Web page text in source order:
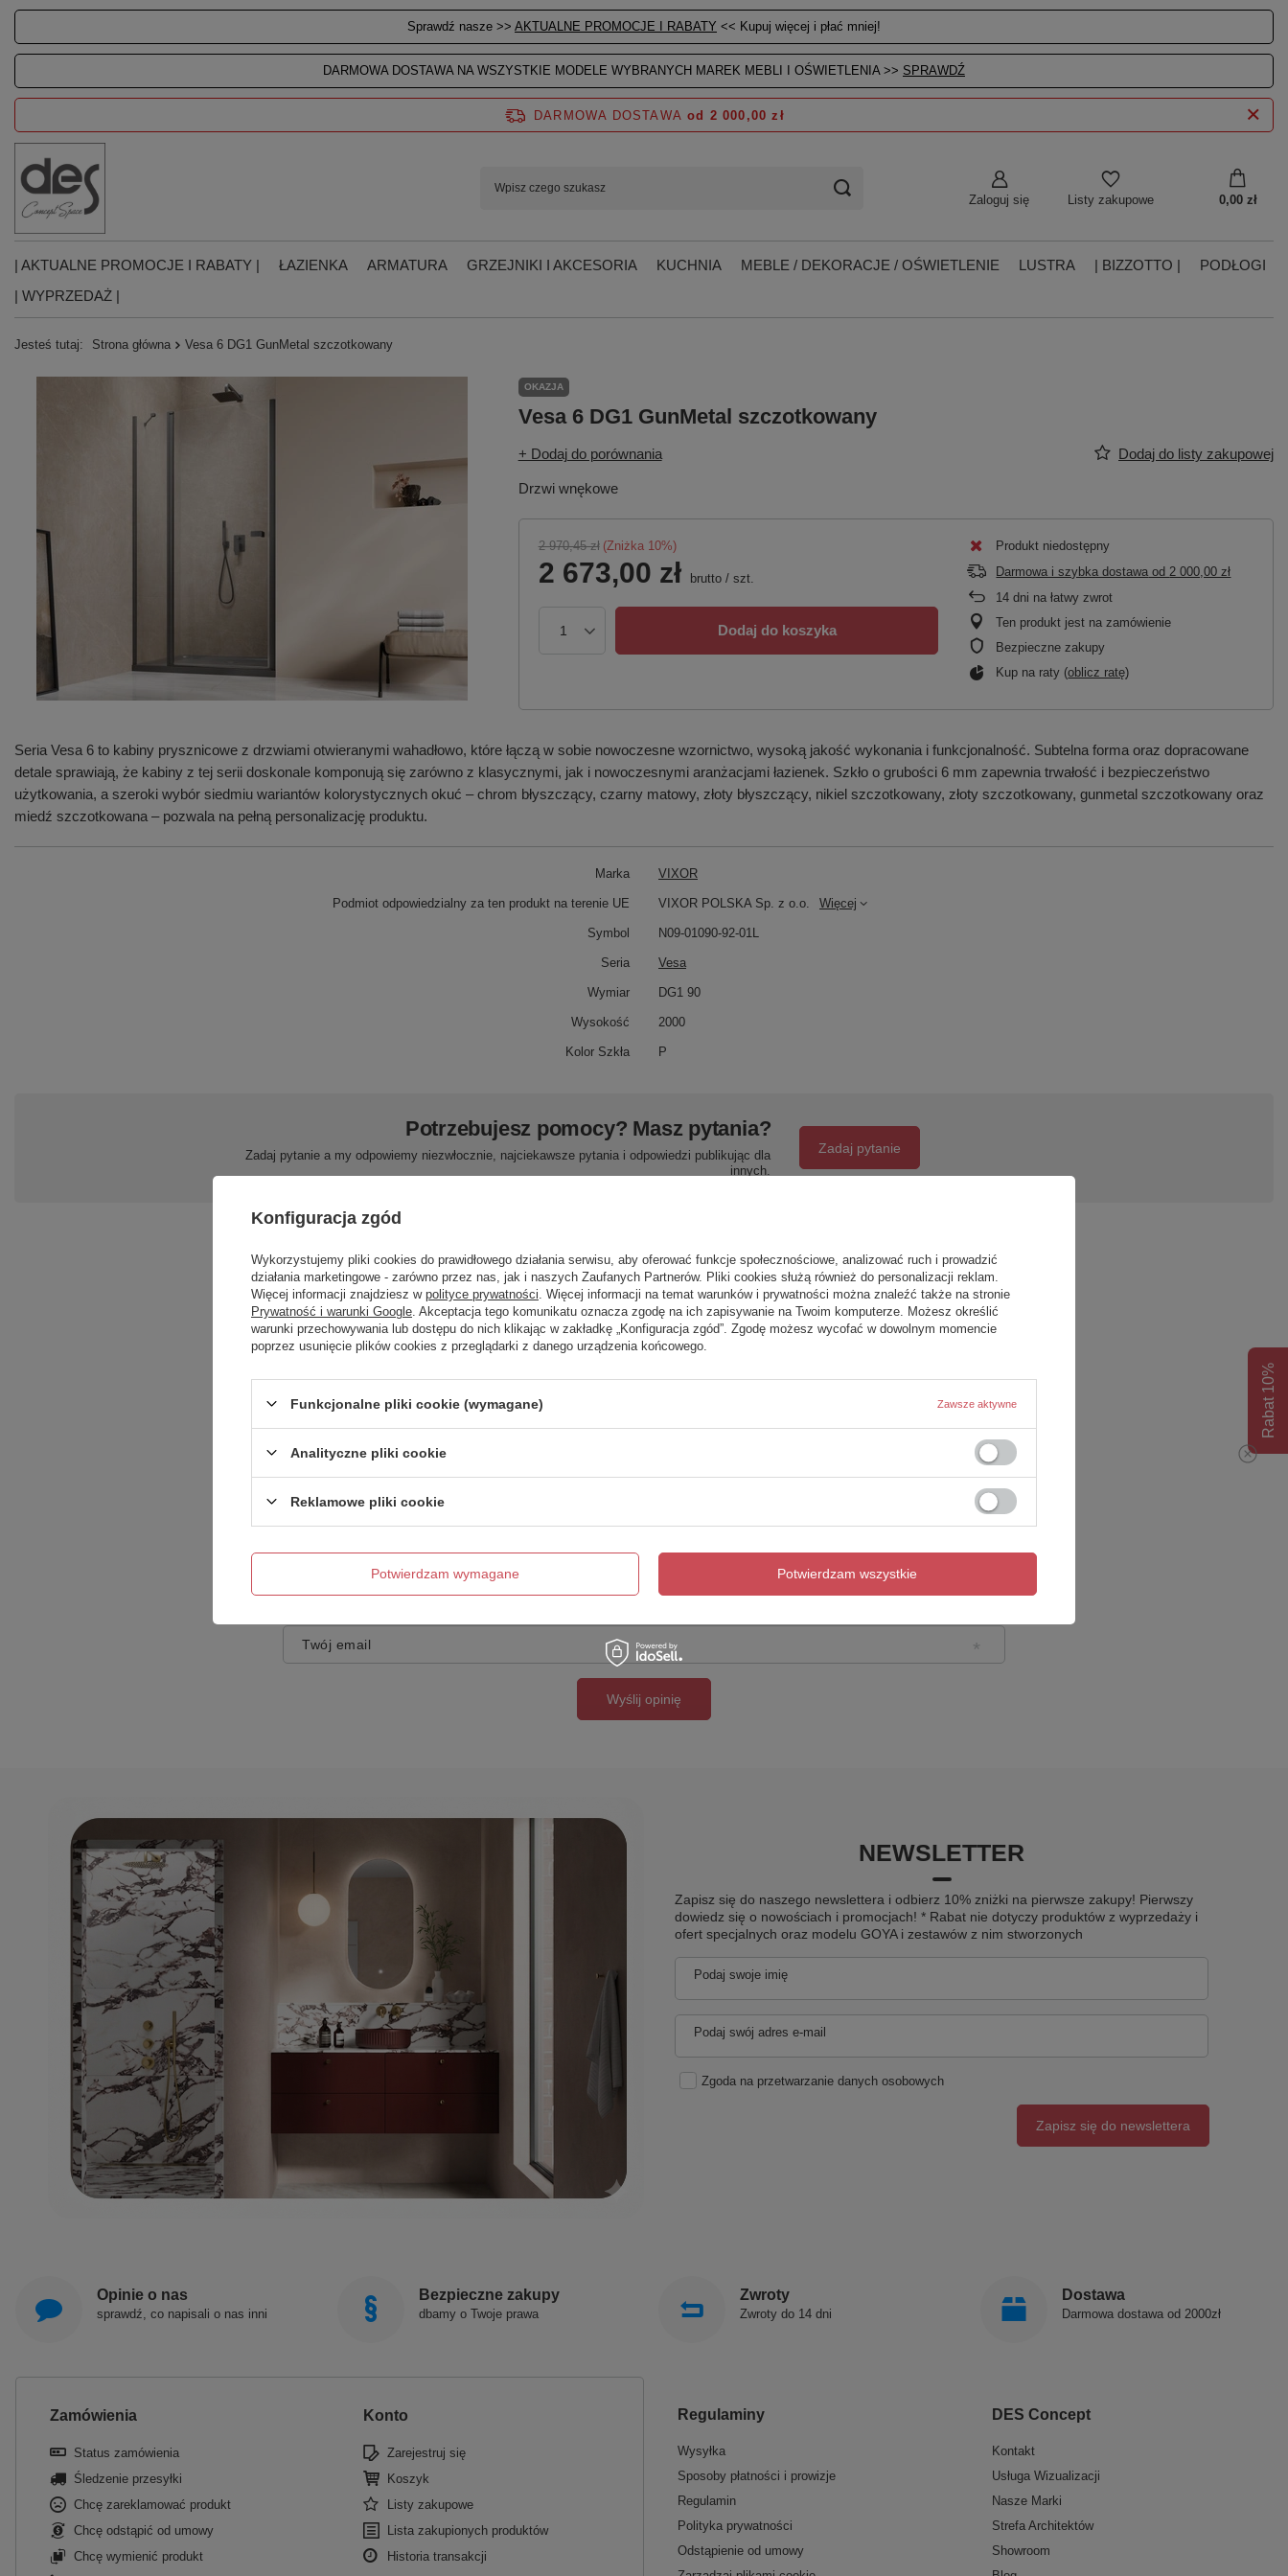
Sprawdź nasze >> AKTUALNE PROMOCJE I RABATY << Kupuj więcej i płać mniej!
DARMOWA DOSTAWA NA WSZYSTKIE MODELE WYBRANYCH MAREK MEBLI I OŚWIETLENIA >> SPRAWDŹ
Zaloguj się Listy zakupowe 0,00 zł
DARMOWA DOSTAWA od 2 000,00 zł
| AKTUALNE PROMOCJE I RABATY | ŁAZIENKA ARMATURA GRZEJNIKI I AKCESORIA KUCHNIA MEBLE / DEKORACJE / OŚWIETLENIE LUSTRA | BIZZOTTO |
PODŁOGI
| WYPRZEDAŻ |
Jesteś tutaj: Strona główna Vesa 6 DG1 GunMetal szczotkowany
OKAZJA
Vesa 6 DG1 GunMetal szczotkowany
+ Dodaj do porównania Dodaj do listy zakupowej
Drzwi wnękowe
2 970,45 zł (Zniżka 10%)
2 673,00 zł brutto/ szt.
Dodaj do koszyka
Produkt niedostępny
Darmowa i szybka dostawa od 2 000,00 zł
14 dni na łatwy zwrot
Ten produkt jest na zamówienie
Bezpieczne zakupy
Kup na raty (oblicz ratę)
Seria Vesa 6 to kabiny prysznicowe z drzwiami otwieranymi wahadłowo, które łączą w sobie nowoczesne wzornictwo, wysoką jakość wykonania i funkcjonalność. Subtelna forma oraz dopracowane
detale sprawiają, że kabiny z tej serii doskonale komponują się zarówno z klasycznymi, jak i nowoczesnymi aranżacjami łazienek. Szkło o grubości 6 mm zapewnia trwałość i bezpieczeństwo
użytkowania, a szeroki wybór siedmiu wariantów kolorystycznych okuć – chrom błyszczący, czarny matowy, złoty błyszczący, nikiel szczotkowany, złoty szczotkowany, gunmetal szczotkowany oraz
miedź szczotkowana – pozwala na pełną personalizację produktu.
Marka VIXOR
Podmiot odpowiedzialny za ten produkt na terenie UE VIXOR POLSKA Sp. z o.o. Więcej
Symbol N09-01090-92-01L
Seria Vesa
Wymiar DG1 90
Wysokość 2000
Kolor Szkła P
Potrzebujesz pomocy? Masz pytania?
Zadaj pytanie a my odpowiemy niezwłocznie, najciekawsze pytania i odpowiedzi publikując dla
innych.
Zadaj pytanie
Napisz swoją opinię
Twoja ocena:
5/5
Treść twojej opinii
Dodaj własne zdjęcie produktu:
Twoje imię
Twój email
Wyślij opinię
NEWSLETTER
Zapisz się do naszego newslettera i odbierz 10% zniżki na pierwsze zakupy! Pierwszy
dowiedz się o nowościach i promocjach! * Rabat nie dotyczy produktów z wyprzedaży i
ofert specjalnych oraz modelu GOYA i zestawów z nim stworzonych
Podaj swoje imię
Podaj swój adres e-mail
Zgoda na przetwarzanie danych osobowych
Zapisz się do newslettera
Opinie o nas
sprawdź, co napisali o nas inni
Bezpieczne zakupy
dbamy o Twoje prawa
Zwroty
Zwroty do 14 dni
Dostawa
Darmowa dostawa od 2000zł
Zamówienia
Status zamówienia
Śledzenie przesyłki
Chcę zareklamować produkt
Chcę odstąpić od umowy
Chcę wymienić produkt
Konto
Zarejestruj się
Koszyk
Listy zakupowe
Lista zakupionych produktów
Historia transakcji
Regulaminy
Wysyłka
Sposoby płatności i prowizje
Regulamin
Polityka prywatności
Odstąpienie od umowy
DES Concept
Kontakt
Usługa Wizualizacji
Nasze Marki
Strefa Architektów
Showroom
Rabat 10%
Konfiguracja zgód
Wykorzystujemy pliki cookies do prawidłowego działania serwisu, aby oferować funkcje społecznościowe, analizować ruch i prowadzić
działania marketingowe - zarówno przez nas, jak i naszych Zaufanych Partnerów. Pliki cookies służą również do personalizacji reklam.
Więcej informacji znajdziesz w polityce prywatności . Więcej informacji na temat warunków i prywatności można znaleźć także na stronie
Prywatność i warunki Google . Akceptacja tego komunikatu oznacza zgodę na ich zapisywanie na Twoim komputerze. Możesz określić
warunki przechowywania lub dostępu do nich klikając w zakładkę „Konfiguracja zgód”. Zgodę możesz wycofać w dowolnym momencie
poprzez usunięcie plików cookies z przeglądarki z danego urządzenia końcowego.
Funkcjonalne pliki cookie (wymagane) Zawsze aktywne
Analityczne pliki cookie
Reklamowe pliki cookie
Potwierdzam wymagane Potwierdzam wszystkie